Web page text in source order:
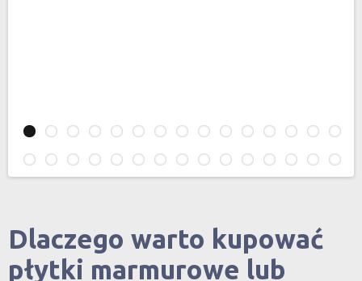
Dlaczego warto kupować
płytki marmurowe lub